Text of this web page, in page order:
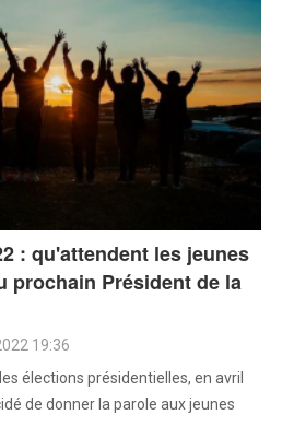
: qu'attendent les jeunes
prochain Président de la
19:36
élections présidentielles, en avril
de donner la parole aux jeunes